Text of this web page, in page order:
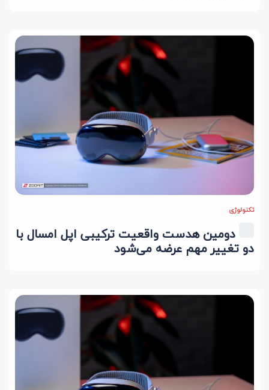
تکنولوژی
دومین هدست واقعیت ترکیبی اپل امسال با
دو تغییر مهم عرضه می‌شود